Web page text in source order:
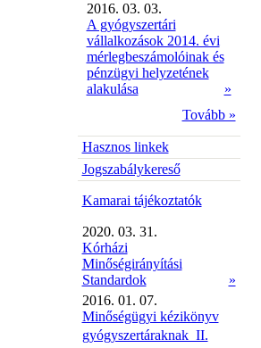
2016. 03. 03.
A gyógyszertári
vállalkozások 2014. évi
mérlegbeszámolóinak és
pénzügyi helyzetének
alakulása
»
Tovább »
Hasznos linkek
Jogszabálykereső
Kamarai tájékoztatók
2020. 03. 31.
Kórházi
Minőségirányítási
Standardok
»
2016. 01. 07.
Minőségügyi kézikönyv
gyógyszertáraknak  II.